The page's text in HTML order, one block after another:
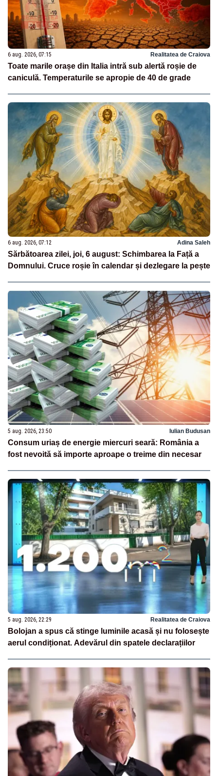
6 aug. 2026, 07:15 Realitatea de Craiova
Toate marile orașe din Italia intră sub alertă roșie de
caniculă. Temperaturile se apropie de 40 de grade
6 aug. 2026, 07:12 Adina Saleh
Sărbătoarea zilei, joi, 6 august: Schimbarea la Față a
Domnului. Cruce roșie în calendar și dezlegare la pește
5 aug. 2026, 23:50 Iulian Budusan
Consum uriaș de energie miercuri seară: România a
fost nevoită să importe aproape o treime din necesar
5 aug. 2026, 22:29 Realitatea de Craiova
Bolojan a spus că stinge luminile acasă și nu folosește
aerul condiționat. Adevărul din spatele declarațiilor